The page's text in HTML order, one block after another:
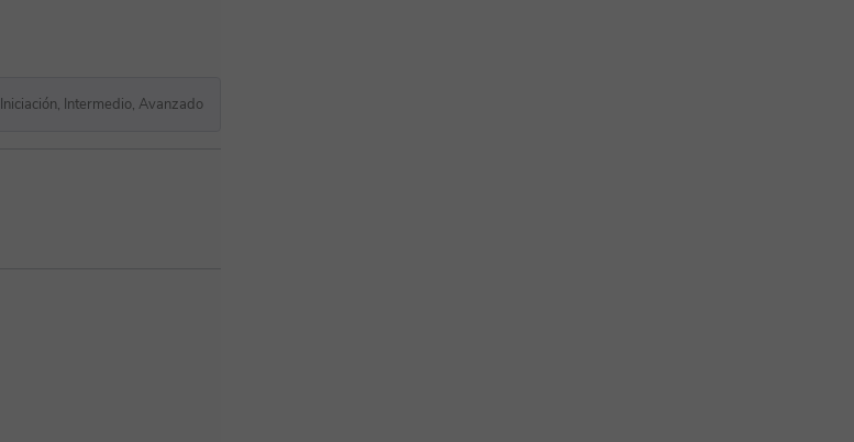
Iniciación, Intermedio, Avanzado